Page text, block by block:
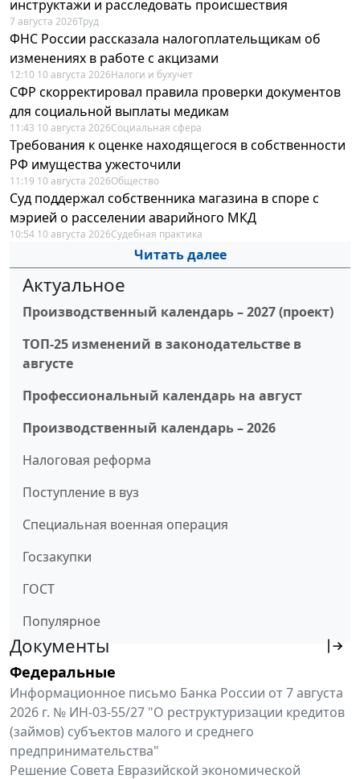
инструктажи и расследовать происшествия
7 августа 2026Труд
ФНС России рассказала налогоплательщикам об
изменениях в работе с акцизами
12:10 10 августа 2026Налоги и бухучет
СФР скорректировал правила проверки документов
для социальной выплаты медикам
11:43 10 августа 2026Социальная сфера
Требования к оценке находящегося в собственности
РФ имущества ужесточили
11:19 10 августа 2026Общество
Суд поддержал собственника магазина в споре с
мэрией о расселении аварийного МКД
10:54 10 августа 2026Судебная практика
Читать далее
Актуальное
Производственный календарь – 2027 (проект)
ТОП-25 изменений в законодательстве в
августе
Профессиональный календарь на август
Производственный календарь – 2026
Налоговая реформа
Поступление в вуз
Специальная военная операция
Госзакупки
ГОСТ
Популярное
Документы
Федеральные
Информационное письмо Банка России от 7 августа
2026 г. № ИН-03-55/27 "О реструктуризации кредитов
(займов) субъектов малого и среднего
предпринимательства"
Решение Совета Евразийской экономической